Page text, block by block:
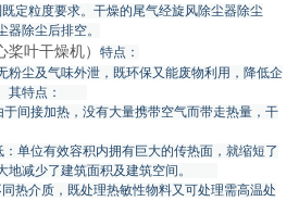
定粒度要求。干燥的尾气经旋风除尘器除尘
器除尘后排空。
桨叶干燥机）特点：
粉尘及气味外泄，既环保又能废物利用，降低企
。其特点：
间接加热，没有大量携带空气而带走热量，干
单位有效容积内拥有巨大的传热面，就缩短了
地减少了建筑面积及建筑空间。
热介质，既处理热敏性物料又可处理需高温处